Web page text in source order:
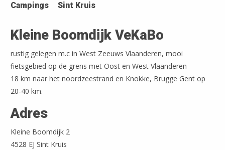
Campings
Sint Kruis
Kleine Boomdijk VeKaBo
rustig gelegen m.c in West Zeeuws Vlaanderen, mooi
fietsgebied op de grens met Oost en West Vlaanderen
18 km naar het noordzeestrand en Knokke, Brugge Gent op
20-40 km.
Adres
Kleine Boomdijk 2
4528 EJ Sint Kruis